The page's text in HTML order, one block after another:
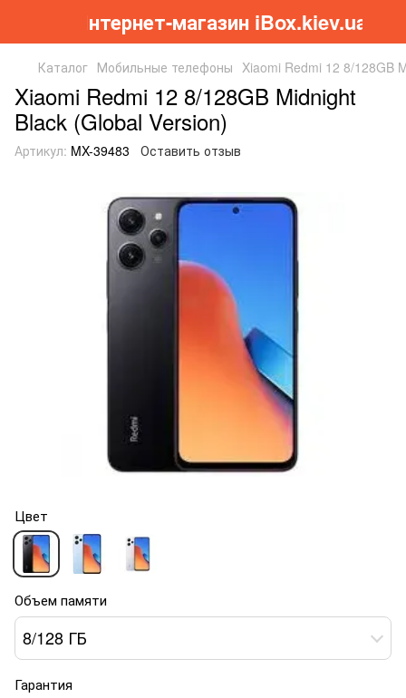
Інтернет-магазин iBox.kiev.ua
Каталог Мобильные телефоны Xiaomi Redmi 12 8/128GB
Xiaomi Redmi 12 8/128GB Midnight
Black (Global Version)
Артикул: MX-39483 Оставить отзыв
Цвет
Объем памяти
8/128 ГБ
Гарантия